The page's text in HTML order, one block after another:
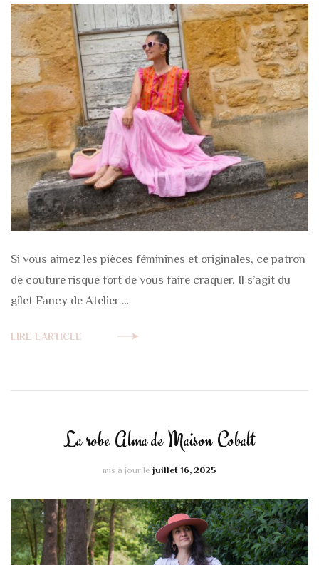
Si vous aimez les pièces féminines et originales, ce patron
de couture risque fort de vous faire craquer. Il s’agit du
gilet Fancy de Atelier …
LIRE L'ARTICLE
La robe Alma de Maison Cobalt
mis à jour le juillet 16, 2025